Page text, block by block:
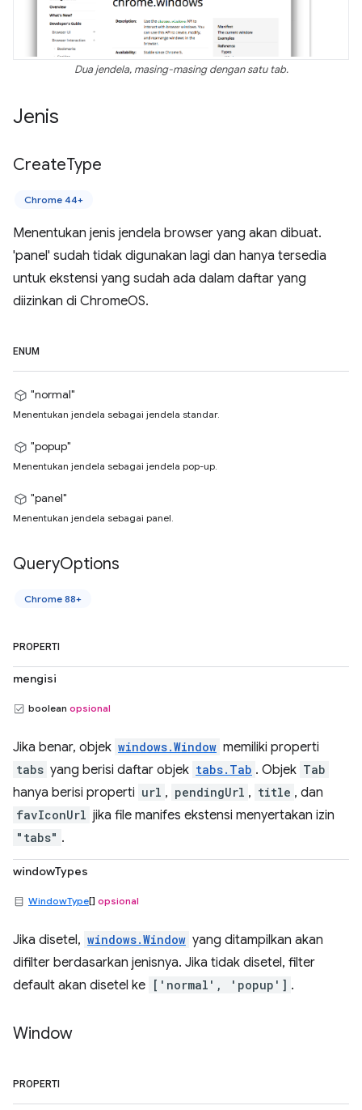
Dua jendela, masing-masing dengan satu tab.
Jenis
CreateType
Chrome 44+
Menentukan jenis jendela browser yang akan dibuat.
'panel' sudah tidak digunakan lagi dan hanya tersedia
untuk ekstensi yang sudah ada dalam daftar yang
diizinkan di ChromeOS.
ENUM
"normal"
Menentukan jendela sebagai jendela standar.
"popup"
Menentukan jendela sebagai jendela pop-up.
"panel"
Menentukan jendela sebagai panel.
QueryOptions
Chrome 88+
PROPERTI
mengisi
boolean opsional
Jika benar, objek windows.Window memiliki properti
tabs yang berisi daftar objek tabs.Tab . Objek Tab
hanya berisi properti url , pendingUrl , title , dan
favIconUrl jika file manifes ekstensi menyertakan izin
"tabs" .
windowTypes
WindowType[] opsional
Jika disetel, windows.Window yang ditampilkan akan
difilter berdasarkan jenisnya. Jika tidak disetel, filter
default akan disetel ke ['normal', 'popup'] .
Window
PROPERTI